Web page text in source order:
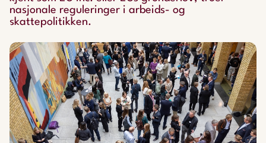
nasjonale reguleringer i arbeids- og
skattepolitikken.